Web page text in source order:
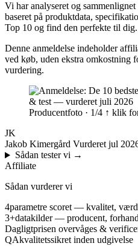
Vi har analyseret og
baseret på produktdata,
Top 10 og find den perfekte til dig.
Denne anmeldelse indeholder
ved køb, uden ekstra omkostning
vurdering.
Producentfoto · 1/4 ↑ klik
JK
Jakob Kimergård Vurderet jul
Sådan tester vi →
Affiliate
Sådan vurderer vi
4parametre scoret — kvalitet,
3+datakilder — producent,
Dagligtprisen overvåges &
QAkvalitetssikret inden udgivelse